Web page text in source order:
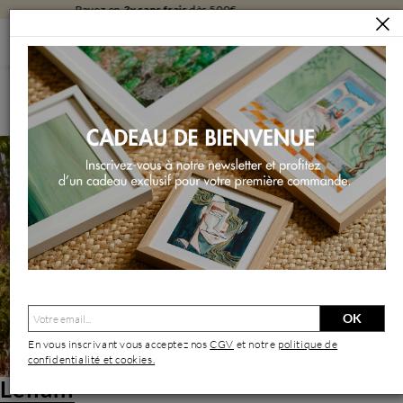
Livraisongratuiteen galerie
ARTISTES LEILANI
Leilani | Artiste Contemporain : Oeuvres & Biographie
Leilani
OK
En vous inscrivant vous acceptez nosCGV et notre politique de
confidentialité et cookies.